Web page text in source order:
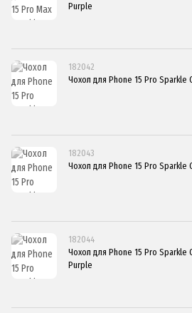
Purple
182042
Чохол для Phone 15 Pro Sparkle
182043
Чохол для Phone 15 Pro Sparkle
182044
Чохол для Phone 15 Pro Sparkle
Purple